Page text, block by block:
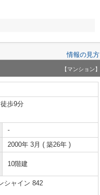
情報の見方
【マンション】
徒歩9分
-
2000年 3月 ( 築26年 )
10階建
シャイン 842